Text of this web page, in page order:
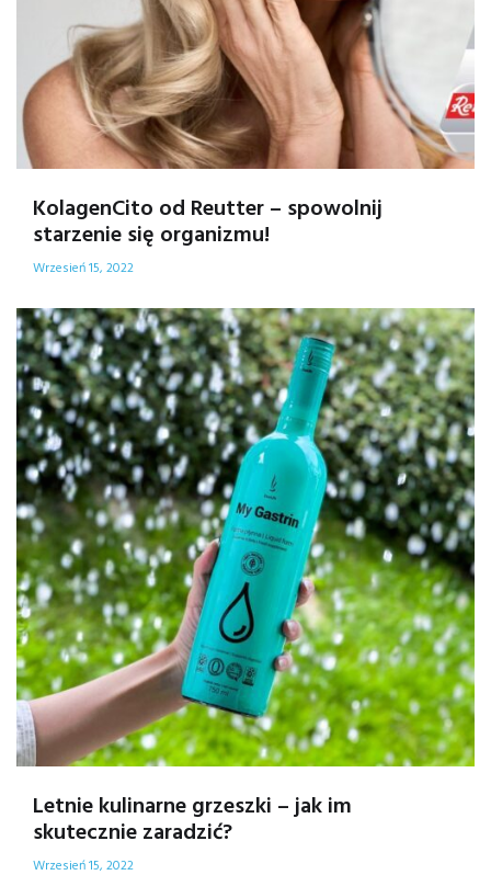
KolagenCito od Reutter – spowolnij
starzenie się organizmu!
Wrzesień 15, 2022
Letnie kulinarne grzeszki – jak im
skutecznie zaradzić?
Wrzesień 15, 2022